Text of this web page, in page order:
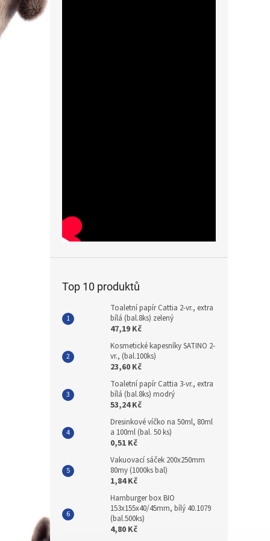
Top 10 produktů
Toaletní papír Cattia 2-vr., extra
bílá (bal.8ks) zelený
47,19 Kč
Kosmetické kapesníky SATINO 2-
vr., (bal.100ks)
23,60 Kč
Toaletní papír Cattia 3-vr., extra
bílá (bal.8ks) modrý
53,24 Kč
Dresinkové víčko na 50ml, 80ml
a 100ml (bal. 50 ks)
0,51 Kč
Vakuovací sáček 200x250mm
80my (1000ks bal)
1,84 Kč
Hamburger box BIO
153x155x40/45mm, bílý 40.1079
(bal.500ks)
4,80 Kč